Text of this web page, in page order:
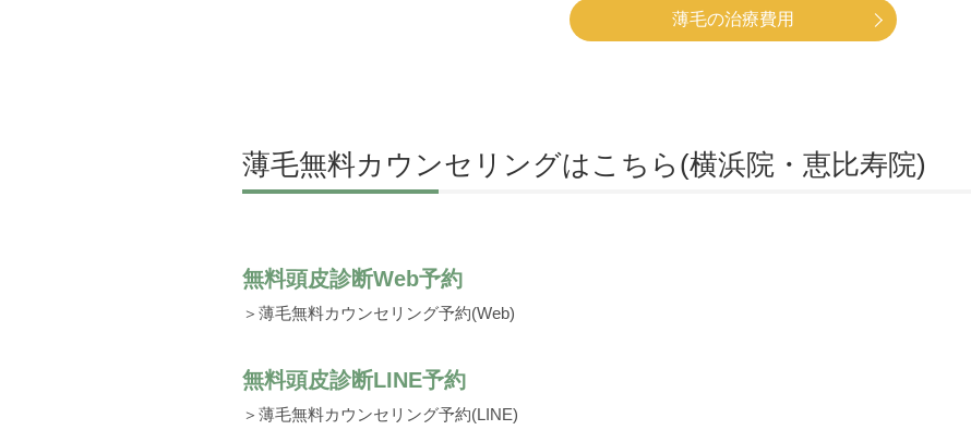
薄毛の治療費用
薄毛無料カウンセリングはこちら(横浜院・恵比寿院)
無料頭皮診断Web予約
＞薄毛無料カウンセリング予約(Web)
無料頭皮診断LINE予約
＞薄毛無料カウンセリング予約(LINE)